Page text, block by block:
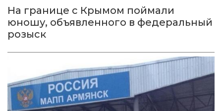
На границе с Крымом поймали
юношу, объявленного в федеральный
розыск